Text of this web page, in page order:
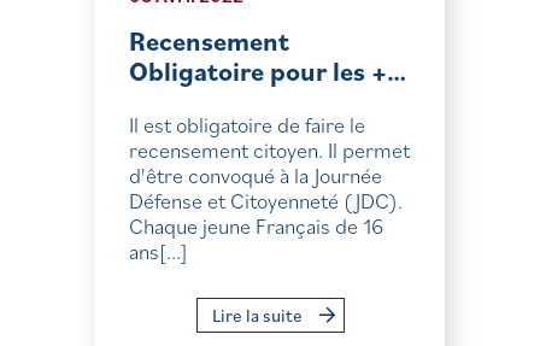
Recensement
Obligatoire pour les +…
Il est obligatoire de faire le
recensement citoyen. Il permet
d'être convoqué à la Journée
Défense et Citoyenneté (JDC).
Chaque jeune Français de 16
ans[...]
Lire la suite